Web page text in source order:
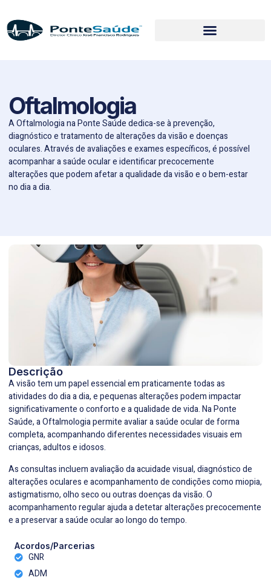
Oftalmologia
A Oftalmologia naPonte Saúdededica-se à prevenção,
diagnóstico e tratamento de alterações da visão e doenças
oculares. Através de avaliações e exames específicos, é possível
acompanhar a saúde ocular e identificar precocemente
alterações que podem afetar a qualidade da visão e o bem-estar
no dia a dia.
Descrição
A visão tem um papel essencial em praticamente todas as
atividades do dia a dia, e pequenas alterações podem impactar
significativamente o conforto e a qualidade de vida. NaPonte
Saúde, a Oftalmologia permite avaliar a saúde ocular de forma
completa, acompanhando diferentes necessidades visuais em
crianças, adultos e idosos.
As consultas incluem avaliação da acuidade visual, diagnóstico de
alterações oculares e acompanhamento de condições como miopia,
astigmatismo, olho seco ou outras doenças da visão. O
acompanhamento regular ajuda a detetar alterações precocemente
e a preservar a saúde ocular ao longo do tempo.
Acordos/Parcerias
GNR
ADM